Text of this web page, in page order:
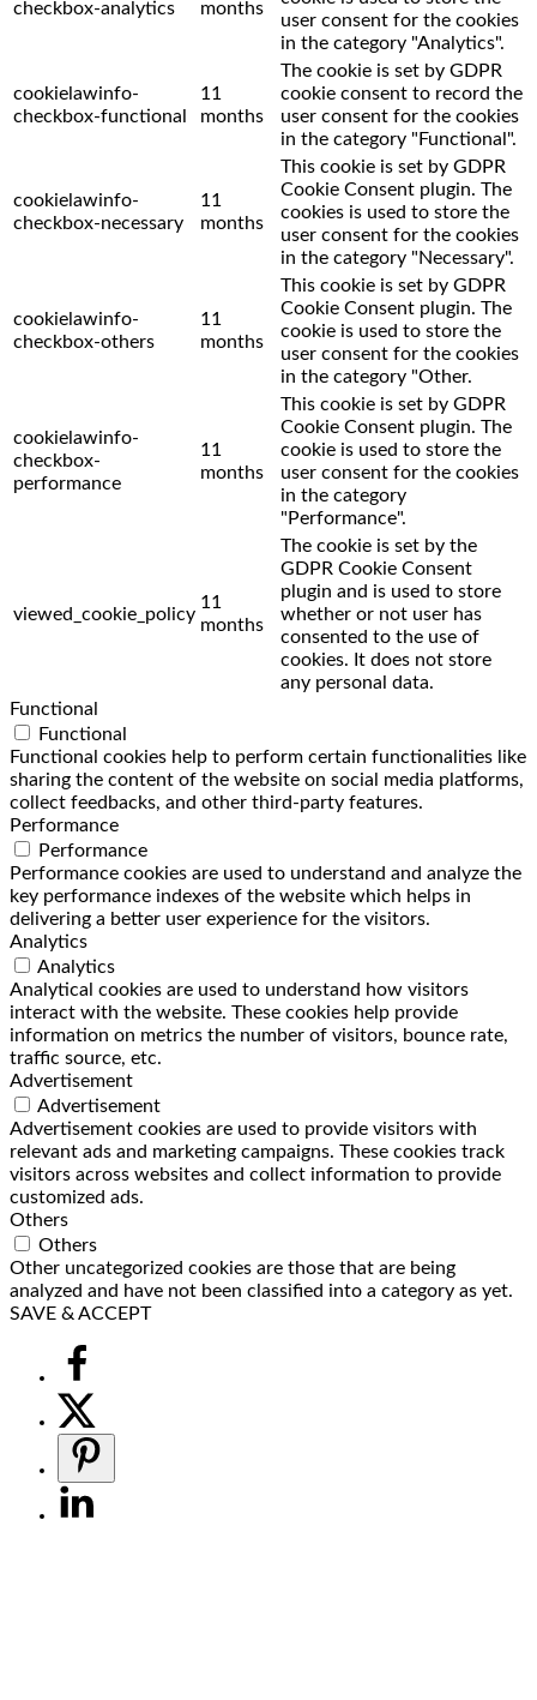
checkbox-analytics months
user consent for the cookies
in the category "Analytics".
cookielawinfo-
checkbox-functional
11
months
The cookie is set by GDPR
cookie consent to record the
user consent for the cookies
in the category "Functional".
cookielawinfo-
checkbox-necessary
11
months
This cookie is set by GDPR
Cookie Consent plugin. The
cookies is used to store the
user consent for the cookies
in the category "Necessary".
cookielawinfo-
checkbox-others
11
months
This cookie is set by GDPR
Cookie Consent plugin. The
cookie is used to store the
user consent for the cookies
in the category "Other.
cookielawinfo-
checkbox-
performance
11
months
This cookie is set by GDPR
Cookie Consent plugin. The
cookie is used to store the
user consent for the cookies
in the category
"Performance".
viewed_cookie_policy
11
months
The cookie is set by the
GDPR Cookie Consent
plugin and is used to store
whether or not user has
consented to the use of
cookies. It does not store
any personal data.
Functional
Functional
Functional cookies help to perform certain functionalities like
sharing the content of the website on social media platforms,
collect feedbacks, and other third-party features.
Performance
Performance
Performance cookies are used to understand and analyze the
key performance indexes of the website which helps in
delivering a better user experience for the visitors.
Analytics
Analytics
Analytical cookies are used to understand how visitors
interact with the website. These cookies help provide
information on metrics the number of visitors, bounce rate,
traffic source, etc.
Advertisement
Advertisement
Advertisement cookies are used to provide visitors with
relevant ads and marketing campaigns. These cookies track
visitors across websites and collect information to provide
customized ads.
Others
Others
Other uncategorized cookies are those that are being
analyzed and have not been classified into a category as yet.
SAVE & ACCEPT